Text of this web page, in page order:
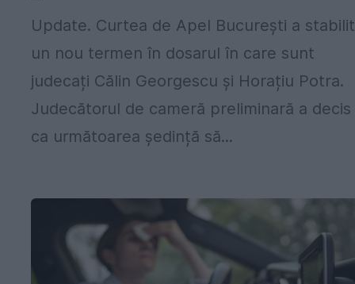
Update. Curtea de Apel București a stabilit
un nou termen în dosarul în care sunt
judecați Călin Georgescu și Horațiu Potra.
Judecătorul de cameră preliminară a decis
ca următoarea ședință să...